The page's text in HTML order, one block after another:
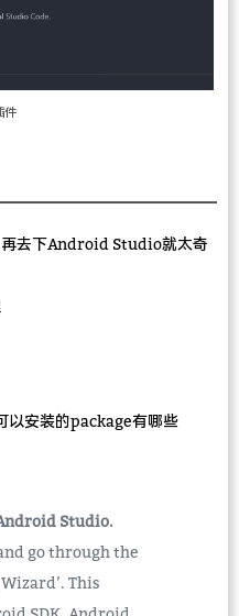
件
去下Android Studio就太奇
以安装的package有哪些
Studio.
go through the
This